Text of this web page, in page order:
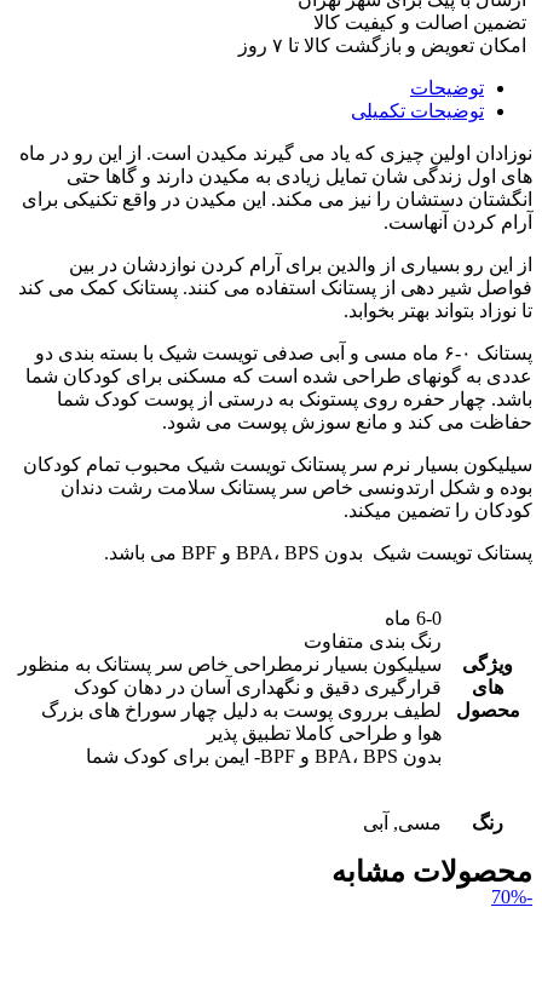
تضمین اصالت و کیفیت کالا
امکان تعویض و بازگشت کالا تا ۷ روز
توضیحات
توضیحات تکمیلی
نوزادان اولین چیزی که یاد می گیرند مکیدن است. از این رو در ماه
های اول زندگی شان تمایل زیادی به مکیدن دارند و گاها حتی
انگشتان دستشان را نیز می مکند. این مکیدن در واقع تکنیکی برای
آرام کردن آنهاست.
از این رو بسیاری از والدین برای آرام کردن نوازدشان در بین
فواصل شیر دهی از پستانک استفاده می کنند. پستانک کمک می کند
تا نوزاد بتواند بهتر بخوابد.
پستانک ۰-۶ ماه مسی و آبی صدفی تویست شیک با بسته بندی دو
عددی به گونه‎ای طراحی شده است که مسکنی برای کودکان شما
باشد. چهار حفره روی پستونک به درستی از پوست کودک شما
حفاظت می کند و مانع سوزش پوست می شود.
سیلیکون بسیار نرم سر پستانک تویست شیک محبوب تمام کودکان
بوده و شکل ارتدونسی خاص سر پستانک سلامت رشت دندان
کودکان را تضمین می‎کند.
پستانک تویست شیک بدون BPA، BPS و BPF می باشد.
ویژگی
های
محصول
6-0 ماه
رنگ بندی متفاوت
سیلیکون بسیار نرمطراحی خاص سر پستانک به منظور
قرارگیری دقیق و نگهداری آسان در دهان کودک
لطیف برروی پوست به دلیل چهار سوراخ های بزرگ
هوا و طراحی کاملا تطبیق پذیر
بدون BPA، BPS و BPF- ایمن برای کودک شما
رنگ مسی, آبی
محصولات مشابه
-70%